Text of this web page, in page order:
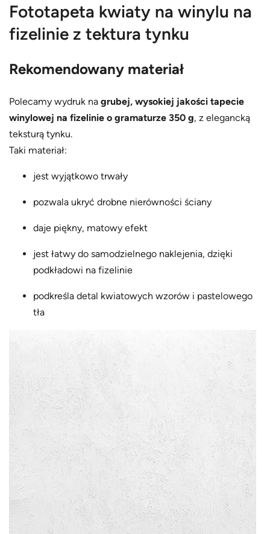
Fototapeta kwiaty na winylu na
fizelinie z tektura tynku
Rekomendowany materiał
Polecamy wydruk nagrubej, wysokiej jakości tapecie
winylowej na fizelinie o gramaturze 350 g, z elegancką
teksturą tynku.
Taki materiał:
jest wyjątkowo trwały
pozwala ukryć drobne nierówności ściany
daje piękny, matowy efekt
jest łatwy do samodzielnego naklejenia, dzięki
podkładowi na fizelinie
podkreśla detal kwiatowych wzorów i pastelowego
tła